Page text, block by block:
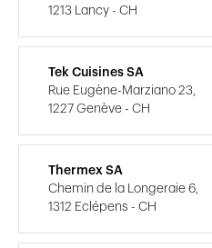
1213 Lancy - CH
Tek Cuisines SA
Rue Eugène-Marziano 23,
1227 Genève - CH
Thermex SA
Chemin de la Longeraie 6,
1312 Eclépens - CH